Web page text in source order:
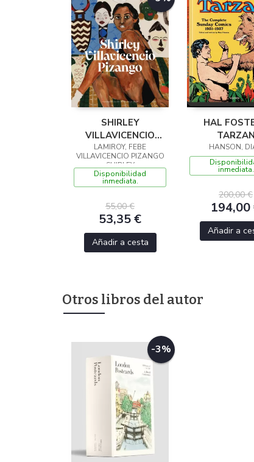
SHIRLEY
VILLAVICENCIO
PIZANGO
LAMIROY, FEBE
VILLAVICENCIO PIZANGO
SHIRLEY
Disponibilidad
inmediata.
55,00 €
53,35 €
Añadir a cesta
HAL
TARZAN
HANSON,
inmediata.
200,00 €
194,00
Añadir a
Otros libros del autor
-3%